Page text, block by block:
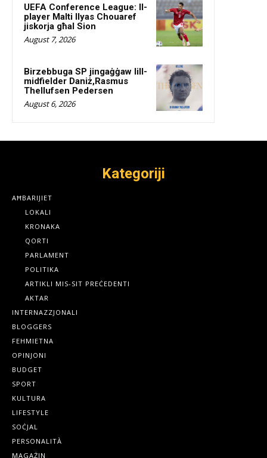
UEFA Conference League: Il-
player Malti Ilyas Chouaref
jiskorja għal Sion
August 7, 2026
Birzebbuga SP jingaġġaw lill-
midfielder Daniż,Rasmus
Thellufsen Pedersen
August 6, 2026
Kategoriji
AĦBARIJIET
LOKALI
KRONAKA
QORTI
PARLAMENT
POLITIKA
ARTIKLI MIS-SIT PREĊEDENTI
AKTAR
INTERNAZZJONALI
BLOGGERS
FEHMIETNA
OPINJONI
BUDGET
SPORT
KULTURA
LIFESTYLE
SOĊJAL
PERSONALITÀ
MAGAŻIN